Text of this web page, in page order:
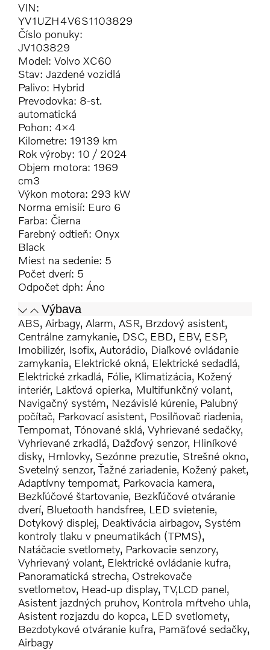
VIN:
YV1UZH4V6S1103829
Číslo ponuky:
JV103829
Model: Volvo XC60
Stav: Jazdené vozidlá
Palivo: Hybrid
Prevodovka: 8-st.
automatická
Pohon: 4×4
Kilometre: 19139 km
Rok výroby: 10 / 2024
Objem motora: 1969
cm3
Výkon motora: 293 kW
Norma emisií: Euro 6
Farba: Čierna
Farebný odtieň: Onyx
Black
Miest na sedenie: 5
Počet dverí: 5
Odpočet dph: Áno
Výbava
ABS, Airbagy, Alarm, ASR, Brzdový asistent,
Centrálne zamykanie, DSC, EBD, EBV, ESP,
Imobilizér, Isofix, Autorádio, Diaľkové ovládanie
zamykania, Elektrické okná, Elektrické sedadlá,
Elektrické zrkadlá, Fólie, Klimatizácia, Kožený
interiér, Lakťová opierka, Multifunkčný volant,
Navigačný systém, Nezávislé kúrenie, Palubný
počítač, Parkovací asistent, Posilňovač riadenia,
Tempomat, Tónované sklá, Vyhrievané sedačky,
Vyhrievané zrkadlá, Dažďový senzor, Hliníkové
disky, Hmlovky, Sezónne prezutie, Strešné okno,
Svetelný senzor, Ťažné zariadenie, Kožený paket,
Adaptívny tempomat, Parkovacia kamera,
Bezkľúčové štartovanie, Bezkľúčové otváranie
dverí, Bluetooth handsfree, LED svietenie,
Dotykový displej, Deaktivácia airbagov, Systém
kontroly tlaku v pneumatikách (TPMS),
Natáčacie svetlomety, Parkovacie senzory,
Vyhrievaný volant, Elektrické ovládanie kufra,
Panoramatická strecha, Ostrekovače
svetlometov, Head-up display, TV,LCD panel,
Asistent jazdných pruhov, Kontrola mŕtveho uhla,
Asistent rozjazdu do kopca, LED svetlomety,
Bezdotykové otváranie kufra, Pamäťové sedačky,
Airbagy